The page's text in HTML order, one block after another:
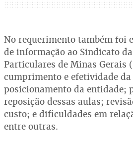
No requerimento também foi
de informação ao Sindicato
Particulares de Minas Gerais
cumprimento e efetividade
posicionamento da entidade;
reposição dessas aulas;
custo; e dificuldades em
entre outras.